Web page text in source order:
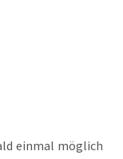
ein­mal mög­lich